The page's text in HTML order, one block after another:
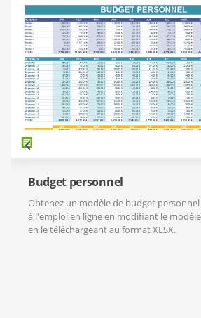
Budget personnel
Obtenez un modèle de budget
à l'emploi en ligne en modifiant le
en le téléchargeant au format XLSX.